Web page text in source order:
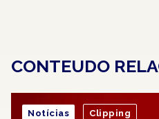
CONTEUDO
Notícias Clipping